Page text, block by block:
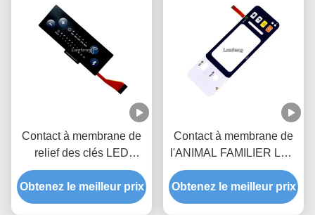
Contact à membrane de
relief des clés LED
d'ANIMAL FAMILIER,
clavier numérique fait sur
commande de membrane
Obtenez le meilleur prix
Contact à membrane de
l'ANIMAL FAMILIER LED
de polyester, contact à
membrane de clé adapté
aux besoins du client de
Obtenez le meilleur prix